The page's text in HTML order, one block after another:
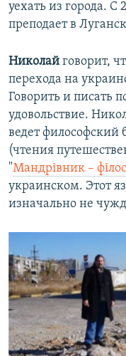
уехать из города. С
преподает в
Николай говорит,
перехода на
Говорить и писать
удовольствие.
ведет философский
(чтения
"Мандрівник –
украинском. Этот
изначально не